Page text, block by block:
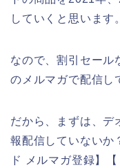
していくと思います。
なので、割引セール
のメルマガで配信し
だから、まずは、デ
報配信していないか
ド メルマガ登録】